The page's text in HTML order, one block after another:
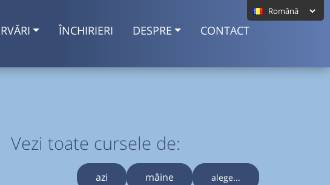
ÎNCHIRIERI DESPRE CONTACT
Vezi toate cursele de:
azi mâine alege...